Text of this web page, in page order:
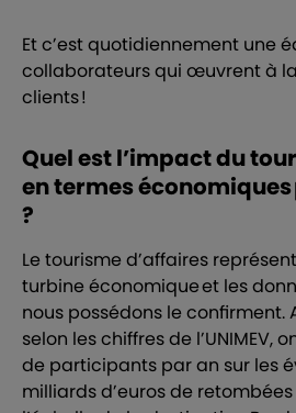
Et c’est quotidiennement une
collaborateurs qui œuvrent à
clients !
Quel est l’impact du
en termes
?
Le tourisme d’affaires
turbine économique et les
nous possédons le confirment.
selon les chiffres de l’UNIMEV,
de participants par an sur les
milliards d’euros de